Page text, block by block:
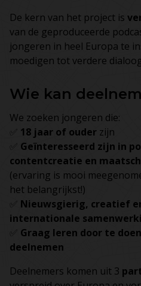
De kern van het project is
van de geproduceerde
jongeren in heel Europa te
moedigen tot verdere
Wie kan
We zoeken jongeren die:
18 jaar of ouder zijn
Geïnteresseerd zijn in
contentcreatie en
(ervaring is mooi
het belangrijkst!)
Nieuwsgierig, creatief
internationale
Graag leren door te
deelnemen
Deelnemers komen uit 3